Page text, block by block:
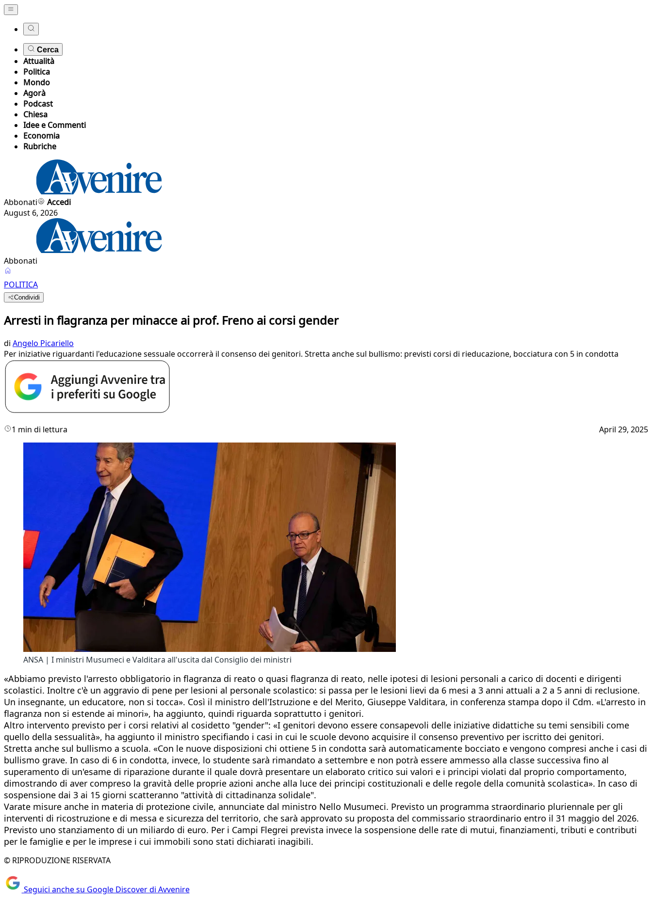
Cerca
Attualità
Politica
Mondo
Agorà
Podcast
Chiesa
Idee e Commenti
Economia
Rubriche
Abbonati
Accedi
August 6, 2026
Abbonati
POLITICA
Condividi
Arresti in flagranza per minacce ai prof. Freno ai corsi gender
di Angelo Picariello
Per iniziative riguardanti l'educazione sessuale occorrerà il consenso dei genitori. Stretta anche sul bullismo: previsti corsi di rieducazione, bocciatura con 5 in condotta
1 min di lettura April 29, 2025
ANSA | I ministri Musumeci e Valditara all'uscita dal Consiglio dei ministri
«Abbiamo previsto l'arresto obbligatorio in flagranza di reato o quasi flagranza di reato, nelle ipotesi di lesioni personali a carico di docenti e dirigenti
scolastici. Inoltre c'è un aggravio di pene per lesioni al personale scolastico: si passa per le lesioni lievi da 6 mesi a 3 anni attuali a 2 a 5 anni di reclusione.
Un insegnante, un educatore, non si tocca». Così il ministro dell'Istruzione e del Merito, Giuseppe Valditara, in conferenza stampa dopo il Cdm. «L'arresto in
flagranza non si estende ai minori», ha aggiunto, quindi riguarda soprattutto i genitori.
Altro intervento previsto per i corsi relativi al cosidetto "gender": «I genitori devono essere consapevoli delle iniziative didattiche su temi sensibili come
quello della sessualità», ha aggiunto il ministro specifiando i casi in cui le scuole devono acquisire il consenso preventivo per iscritto dei genitori.
Stretta anche sul bullismo a scuola. «Con le nuove disposizioni chi ottiene 5 in condotta sarà automaticamente bocciato e vengono compresi anche i casi di
bullismo grave. In caso di 6 in condotta, invece, lo studente sarà rimandato a settembre e non potrà essere ammesso alla classe successiva fino al
superamento di un'esame di riparazione durante il quale dovrà presentare un elaborato critico sui valori e i principi violati dal proprio comportamento,
dimostrando di aver compreso la gravità delle proprie azioni anche alla luce dei principi costituzionali e delle regole della comunità scolastica». In caso di
sospensione dai 3 ai 15 giorni scatteranno "attività di cittadinanza solidale".
Varate misure anche in materia di protezione civile, annunciate dal ministro Nello Musumeci. Previsto un programma straordinario pluriennale per gli
interventi di ricostruzione e di messa e sicurezza del territorio, che sarà approvato su proposta del commissario straordinario entro il 31 maggio del 2026.
Previsto uno stanziamento di un miliardo di euro. Per i Campi Flegrei prevista invece la sospensione delle rate di mutui, finanziamenti, tributi e contributi
per le famiglie e per le imprese i cui immobili sono stati dichiarati inagibili.
© RIPRODUZIONE RISERVATA
Seguici anche su Google Discover di Avvenire